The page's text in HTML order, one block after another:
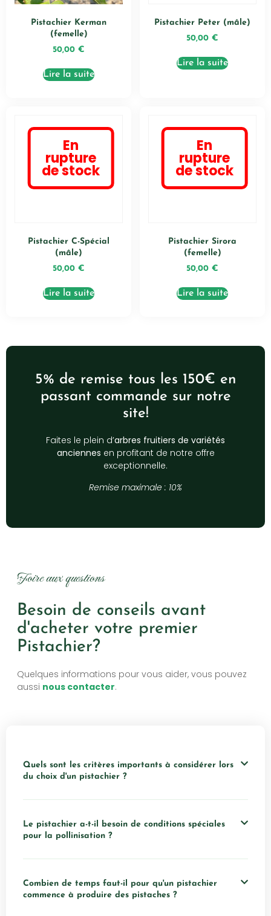
Pistachier Kerman
(femelle)
50,00 €
Lire la suite
Pistachier Peter (mâle)
50,00 €
Lire la suite
En
rupture
de stock
Pistachier C-Spécial
(mâle)
50,00 €
Lire la suite
En
rupture
de stock
Pistachier Sirora
(femelle)
50,00 €
Lire la suite
5% de remise tous les 150€ en
passant commande sur notre
site!
Faites le plein d’arbres fruitiers de variétés
anciennes en profitant de notre offre
exceptionnelle.
Remise maximale : 10%
Foire aux questions
Besoin de conseils avant
d'acheter votre premier
Pistachier?
Quelques informations pour vous aider, vous pouvez
aussi nous contacter.
Quels sont les critères importants à considérer lors
du choix d'un pistachier ?
Le pistachier a-t-il besoin de conditions spéciales
pour la pollinisation ?
Combien de temps faut-il pour qu'un pistachier
commence à produire des pistaches ?